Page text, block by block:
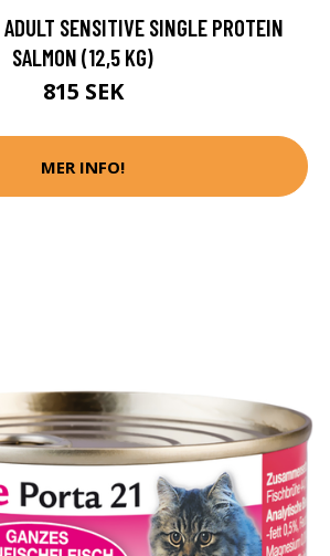
SENSITIVE SINGLE PROTEIN
SALMON (12,5 KG)
815 SEK
MER INFO!